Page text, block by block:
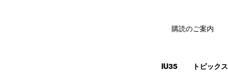
IU35 トピックス
購読のご案内